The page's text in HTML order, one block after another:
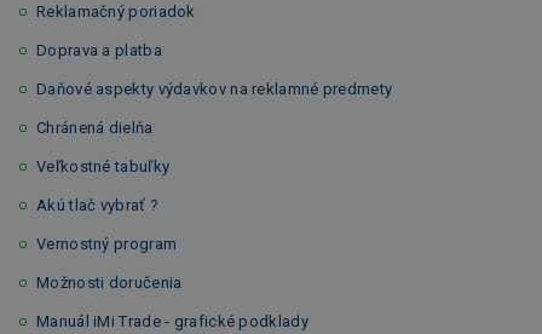
Reklamačný poriadok
Doprava a platba
Daňové aspekty výdavkov na reklamné predmety
Chránená dielňa
Veľkostné tabuľky
Akú tlač vybrať ?
Vernostný program
Možnosti doručenia
Manuál iMi Trade - grafické podklady